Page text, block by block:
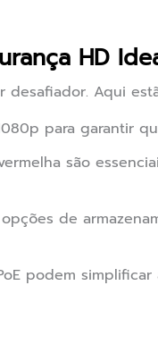
HD
Aqui
para garantir
são
de
podem